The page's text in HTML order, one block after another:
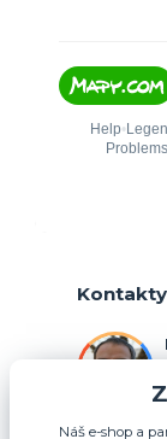
Kontakty
Náš e-shop a